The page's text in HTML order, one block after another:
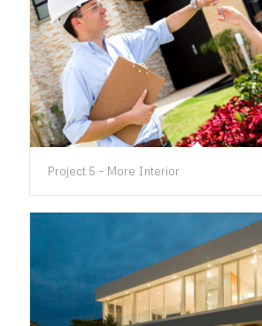
Project 5 – More Interior